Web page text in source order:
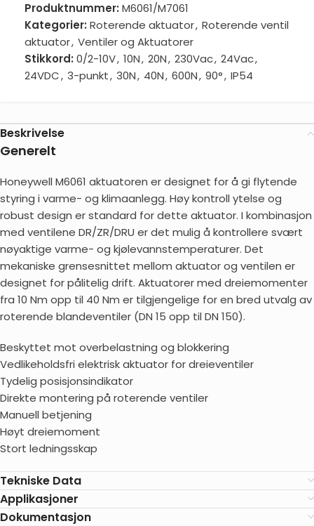
Produktnummer: M6061/M7061
Kategorier: Roterende aktuator, Roterende ventil
aktuator, Ventiler og Aktuatorer
Stikkord: 0/2-10V, 10N, 20N, 230Vac, 24Vac,
24VDC, 3-punkt, 30N, 40N, 600N, 90°, IP54
Beskrivelse
Generelt
Honeywell M6061 aktuatoren er designet for å gi flytende
styring i varme- og klimaanlegg. Høy kontroll ytelse og
robust design er standard for dette aktuator. I kombinasjon
med ventilene DR/ZR/DRU er det mulig å kontrollere svært
nøyaktige varme- og kjølevannstemperaturer. Det
mekaniske grensesnittet mellom aktuator og ventilen er
designet for pålitelig drift. Aktuatorer med dreiemomenter
fra 10 Nm opp til 40 Nm er tilgjengelige for en bred utvalg av
roterende blandeventiler (DN 15 opp til DN 150).
Beskyttet mot overbelastning og blokkering
Vedlikeholdsfri elektrisk aktuator for dreieventiler
Tydelig posisjonsindikator
Direkte montering på roterende ventiler
Manuell betjening
Høyt dreiemoment
Stort ledningsskap
Tekniske Data
Applikasjoner
Dokumentasjon